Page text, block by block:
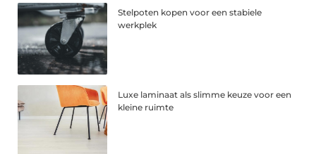
Stelpoten kopen voor een stabiele
werkplek
Luxe laminaat als slimme keuze voor een
kleine ruimte